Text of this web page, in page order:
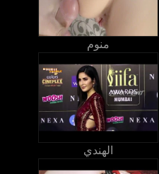
منوم
الهندي